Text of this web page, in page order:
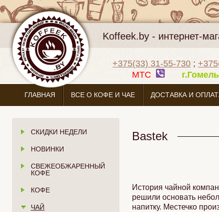
Koffeek.by - интернет-
+375(33) 31-55-730 ;
МТС
ГЛАВНАЯ ВСЕ О КОФЕ И ЧАЕ ДОСТАВКА И
СКИДКИ НЕДЕЛИ
НОВИНКИ
СВЕЖЕОБЖАРЕННЫЙ
КОФЕ
КОФЕ
ЧАЙ
Bastek
История чайной
решили основать
напитку. Местечко